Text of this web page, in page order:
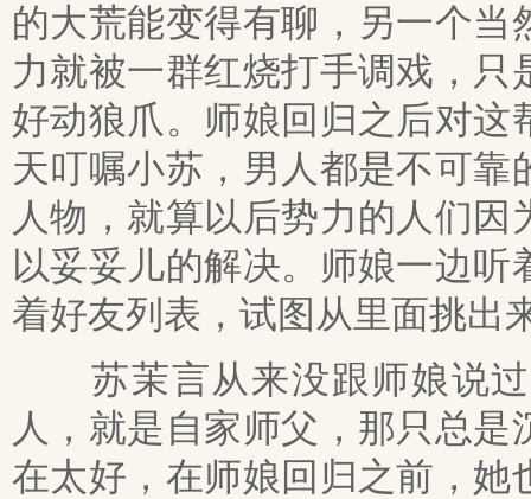
的大荒能变得有聊，另一个
力就被一群红烧打手调戏，
好动狼爪。师娘回归之后对
天叮嘱小苏，男人都是不可
人物，就算以后势力的人们
以妥妥儿的解决。师娘一边
着好友列表，试图从里面挑出
苏茉言从来没跟师娘说过
人，就是自家师父，那只总
在太好，在师娘回归之前，